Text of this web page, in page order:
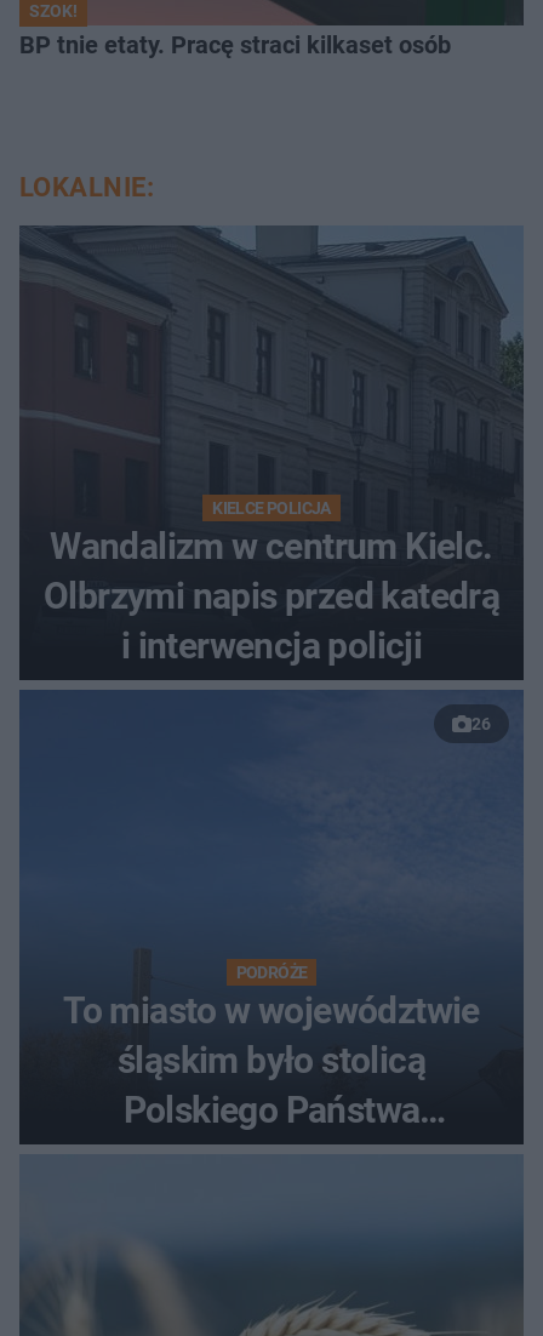
SZOK!
BP tnie etaty. Pracę straci kilkaset osób
LOKALNIE:
KIELCE POLICJA
Wandalizm w centrum Kielc.
Olbrzymi napis przed katedrą
i interwencja policji
26
PODRÓŻE
To miasto w województwie
śląskim było stolicą
Polskiego Państwa